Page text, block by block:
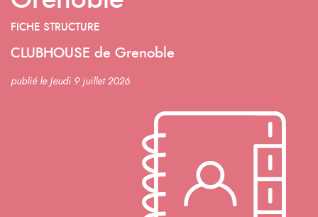
FICHE STRUCTURE
CLUBHOUSE de Grenoble
publié le Jeudi 9 juillet 2026